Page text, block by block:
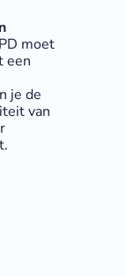
moet
een
je de
van